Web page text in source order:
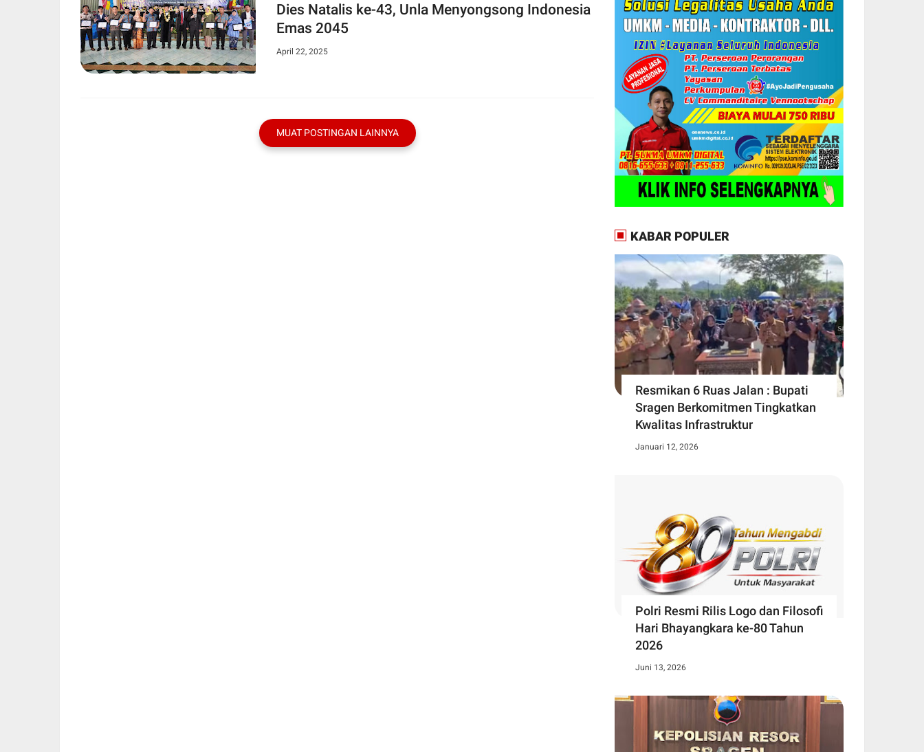
Dies Natalis ke-43, Unla Menyongsong Indonesia
Emas 2045
April 22, 2025
MUAT POSTINGAN LAINNYA
KABAR POPULER
Resmikan 6 Ruas Jalan : Bupati
Sragen Berkomitmen Tingkatkan
Kwalitas Infrastruktur
Januari 12, 2026
Polri Resmi Rilis Logo dan Filosofi
Hari Bhayangkara ke-80 Tahun
2026
Juni 13, 2026